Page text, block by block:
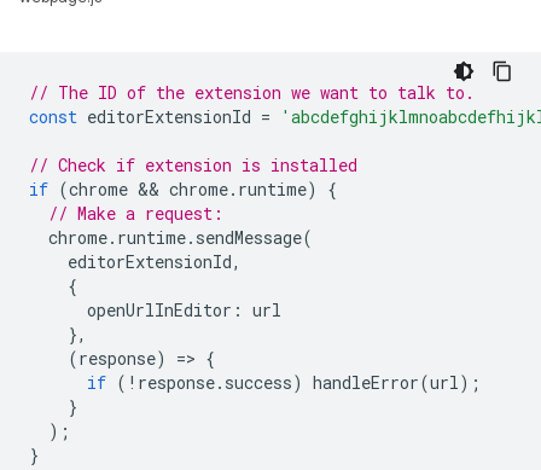
// The ID of the extension we want to talk to.
const editorExtensionId =
// Check if extension is installed
if (chrome && chrome. runtime)
{
// Make a request:
chrome. runtime. sendMessage(
editorExtensionId,
{
openUrlInEditor : url
},
(response) => {
if ( ! response. success) handleError(url);
}
);
}